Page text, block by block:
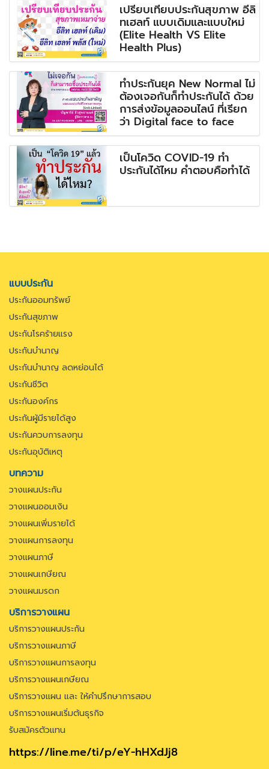
เปรียบเทียบประกันสุขภาพ อีลิ
ทเฮลท์ แบบเดิมและแบบใหม่
(Elite Health VS Elite
Health Plus)
ทำประกันยุค New Normal ไม่
ต้องเจอกันก็ทำประกันได้ ด้วย
การส่งข้อมูลออนไลน์ ที่เรียก
ว่า Digital face to face
เป็นโควิด COVID-19 ทำ
ประกันได้ไหม คำตอบคือทำได้
แบบประกัน
ประกันออมทรัพย์
ประกันสุขภาพ
ประกันโรคร้ายแรง
ประกันบำนาญ
ประกันบำนาญ ลดหย่อนได้
ประกันชีวิต
ประกันองค์กร
ประกันผู้มีรายได้สูง
ประกันควบการลงทุน
ประกันอุบัติเหตุ
บทความ
วางแผนประกัน
วางแผนออมเงิน
วางแผนเพิ่มรายได้
วางแผนการลงทุน
วางแผนภาษี
วางแผนเกษียณ
วางแผนมรดก
บริการวางแผน
บริการวางแผนประกัน
บริการวางแผนภาษี
บริการวางแผนการลงทุน
บริการวางแผนเกษียณ
บริการวางแผน และ ให้คำปรึกษาการสอบ
บริการวางแผนเริ่มต้นธุรกิจ
รับสมัครตัวแทน
https://line.me/ti/p/eY-hHXdJj8